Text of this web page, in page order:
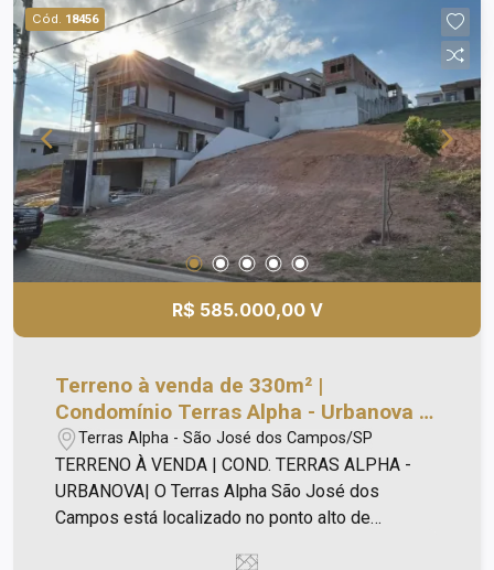
virtual; - Aceita Pet; - Ar condicionado nos
dormitórios e sala; - Piso vinílico.
Cód. 18456
R$ 585.000,00 V
Terreno à venda de 330m² |
Condomínio Terras Alpha - Urbanova |
São José dos Campos |
Terras Alpha - São José dos Campos/SP
TERRENO À VENDA | COND. TERRAS ALPHA -
URBANOVA| O Terras Alpha São José dos
Campos está localizado no ponto alto de